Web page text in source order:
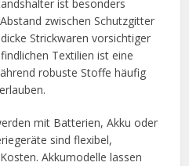
ist besonders
zwischen Schutzgitter
Strickwaren vorsichtiger
Textilien ist eine
robuste Stoffe häufig
mit Batterien, Akku oder
sind flexibel,
Akkumodelle lassen